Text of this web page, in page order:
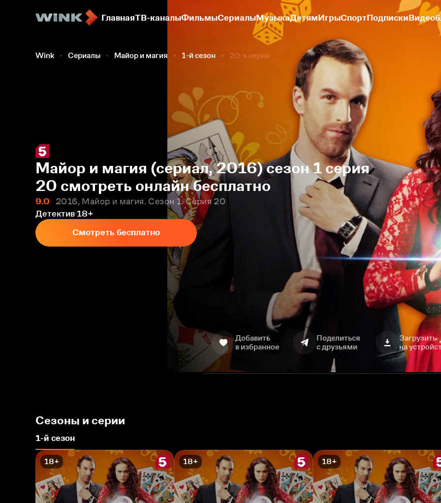
ГлавнаяТВ-каналыФильмыСериалыМузыкаДетямИгрыСпортПодписки
Wink Сериалы Майор и магия 1-й сезон 20-я серия
Майор и магия (сериал, 2016) сезон 1 серия
20 смотреть онлайн бесплатно
9.0
2016, Майор и магия. Сезон 1. Серия 20
Детектив 18+
Смотреть бесплатно
Добавить
в избранное
Поделиться
с друзьями
Загрузить
на
Сезоны и серии
1-й сезон
18+ 18+ 18+